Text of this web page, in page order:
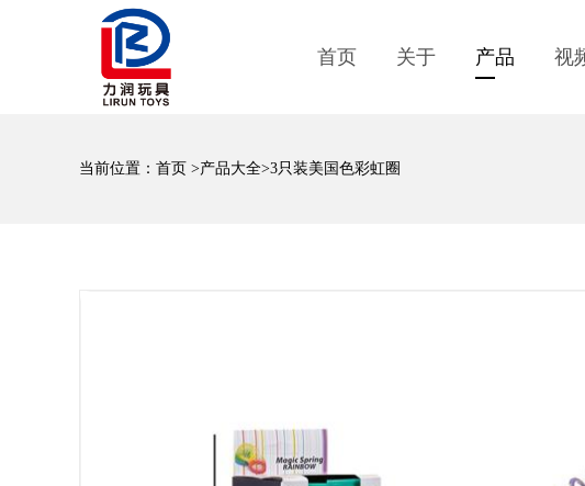
首页 关于 产品 视
当前位置： 首页 >产品大全>3只装美国色彩虹圈